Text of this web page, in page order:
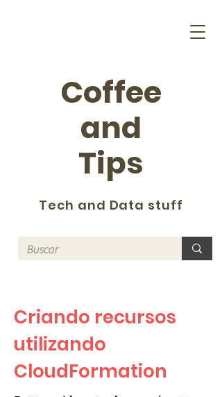
Coffee
and
Tips
Tech and Data stuff
Criando recursos
utilizando
CloudFormation